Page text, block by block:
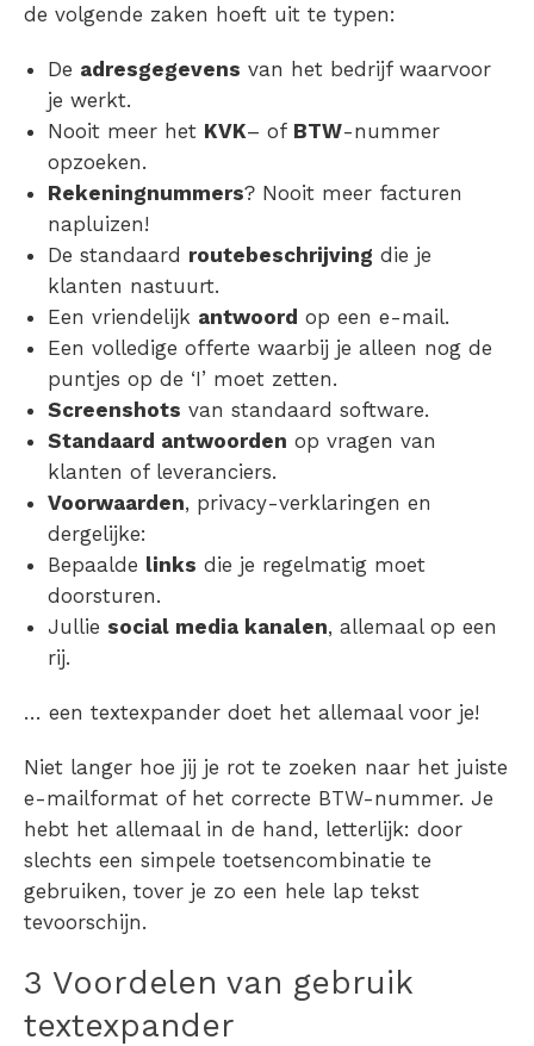
de volgende zaken hoeft uit te typen:
De adresgegevens van het bedrijf waarvoor
je werkt.
Nooit meer het KVK– of BTW-nummer
opzoeken.
Rekeningnummers? Nooit meer facturen
napluizen!
De standaard routebeschrijving die je
klanten nastuurt.
Een vriendelijk antwoord op een e-mail.
Een volledige offerte waarbij je alleen nog de
puntjes op de ‘I’ moet zetten.
Screenshots van standaard software.
Standaard antwoorden op vragen van
klanten of leveranciers.
Voorwaarden, privacy-verklaringen en
dergelijke:
Bepaalde links die je regelmatig moet
doorsturen.
Jullie social media kanalen, allemaal op een
rij.
… een textexpander doet het allemaal voor je!
Niet langer hoe jij je rot te zoeken naar het juiste
e-mailformat of het correcte BTW-nummer. Je
hebt het allemaal in de hand, letterlijk: door
slechts een simpele toetsencombinatie te
gebruiken, tover je zo een hele lap tekst
tevoorschijn.
3 Voordelen van gebruik
textexpander